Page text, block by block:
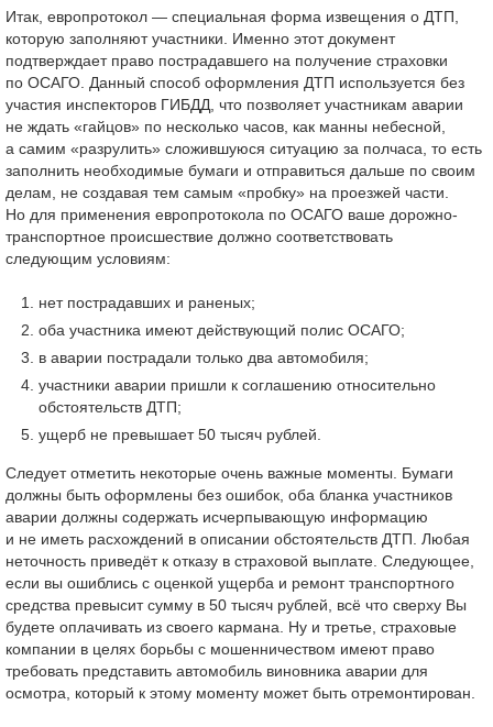
Итак, европротокол — специальная форма извещения о ДТП,
которую заполняют участники. Именно этот документ
подтверждает право пострадавшего на получение страховки
по ОСАГО. Данный способ оформления ДТП используется без
участия инспекторов ГИБДД, что позволяет участникам аварии
не ждать «гайцов» по несколько часов, как манны небесной,
а самим «разрулить» сложившуюся ситуацию за полчаса, то есть
заполнить необходимые бумаги и отправиться дальше по своим
делам, не создавая тем самым «пробку» на проезжей части.
Но для применения европротокола по ОСАГО ваше дорожно-
транспортное происшествие должно соответствовать
следующим условиям:
нет пострадавших и раненых;
оба участника имеют действующий полис ОСАГО;
в аварии пострадали только два автомобиля;
участники аварии пришли к соглашению относительно
обстоятельств ДТП;
ущерб не превышает 50 тысяч рублей.
Следует отметить некоторые очень важные моменты. Бумаги
должны быть оформлены без ошибок, оба бланка участников
аварии должны содержать исчерпывающую информацию
и не иметь расхождений в описании обстоятельств ДТП. Любая
неточность приведёт к отказу в страховой выплате. Следующее,
если вы ошиблись с оценкой ущерба и ремонт транспортного
средства превысит сумму в 50 тысяч рублей, всё что сверху Вы
будете оплачивать из своего кармана. Ну и третье, страховые
компании в целях борьбы с мошенничеством имеют право
требовать представить автомобиль виновника аварии для
осмотра, который к этому моменту может быть отремонтирован.